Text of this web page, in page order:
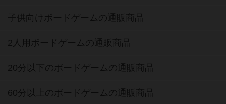
子供向けボードゲームの通販商品
2人用ボードゲームの通販商品
20分以下のボードゲームの通販商品
60分以上のボードゲームの通販商品